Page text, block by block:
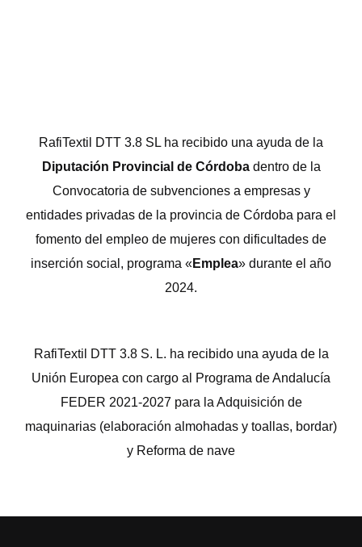
RafiTextil DTT 3.8 SL ha recibido una ayuda de la
Diputación Provincial de Córdobadentro de la
Convocatoria de subvenciones a empresas y
entidades privadas de la provincia de Córdoba para el
fomento del empleo de mujeres con dificultades de
inserción social, programa «Emplea» durante el año
2024.
RafiTextil DTT 3.8 S. L. ha recibido una ayuda de la
Unión Europea con cargo al Programa de Andalucía
FEDER 2021-2027 para la Adquisición de
maquinarias (elaboración almohadas y toallas, bordar)
y Reforma de nave